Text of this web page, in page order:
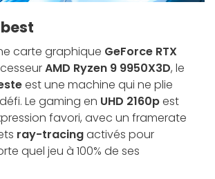
carte graphique GeForce RTX
AMD Ryzen 9 9950X3D, le
est une machine qui ne plie
Le gaming en UHD 2160pest
favori, avec un framerate
ray-tracingactivés pour
quel jeu à 100% de ses